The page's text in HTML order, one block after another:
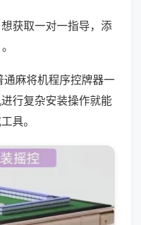
获取一对一指导，添
通麻将机程序控牌器一
行复杂安装操作就能
具。